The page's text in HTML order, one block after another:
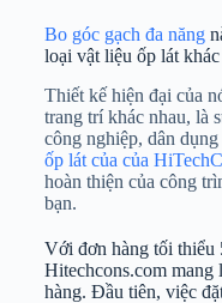
Bo góc gạch đa năng
loại vật liệu ốp lát khác
Thiết kế hiện đại của
trang trí khác nhau, là
công nghiệp, dân
ốp lát của của
hoàn thiện của công
bạn.
Với đơn hàng tối thiểu
Hitechcons.com
hàng. Đầu tiên, việc